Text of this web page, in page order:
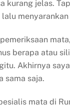
kurang jelas.
berapa atau
Akhirnya
sama saja.
mata di